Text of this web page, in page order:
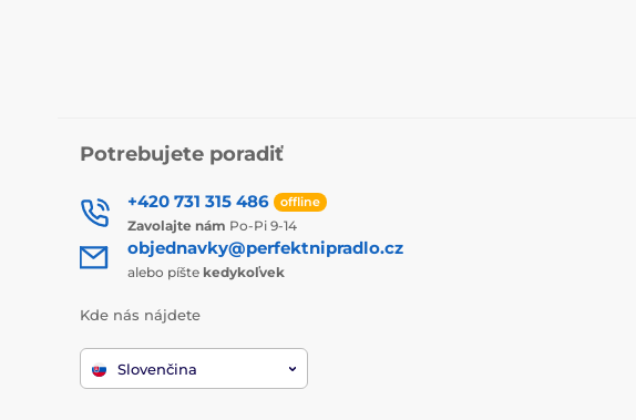
Potrebujete poradiť
+420 731 315 486 offline
Zavolajte nám Po-Pi 9-14
objednavky@perfektnipradlo.cz
alebo píšte kedykoľvek
Kde nás nájdete
Slovenčina